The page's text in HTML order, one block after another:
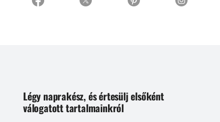
Légy naprakész, és értesülj elsőként
válogatott tartalmainkról